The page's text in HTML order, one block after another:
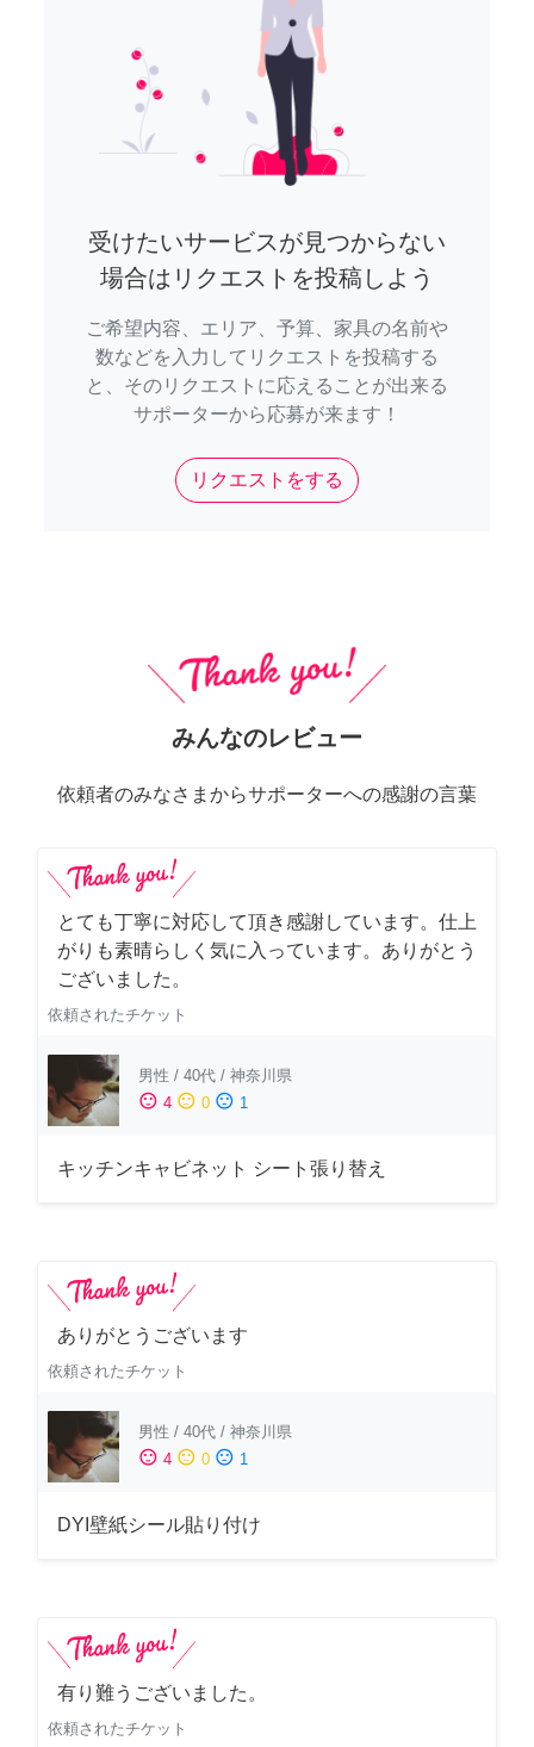
受けたいサービスが見つからない
場合はリクエストを投稿しよう
ご希望内容、エリア、予算、家具の名前や
数などを入力してリクエストを投稿する
と、そのリクエストに応えることが出来る
サポーターから応募が来ます！
リクエストをする
みんなのレビュー
依頼者のみなさまからサポーターへの感謝の言葉
とても丁寧に対応して頂き感謝しています。仕上
がりも素晴らしく気に入っています。ありがとう
ございました。
依頼されたチケット
男性 / 40代 / 神奈川県
sentiment_satisfied 4 sentiment_neutral 0 sentiment_dissatisfied 1
キッチンキャビネット シート張り替え
ありがとうございます
依頼されたチケット
男性 / 40代 / 神奈川県
sentiment_satisfied 4 sentiment_neutral 0 sentiment_dissatisfied 1
DYI壁紙シール貼り付け
有り難うございました。
依頼されたチケット